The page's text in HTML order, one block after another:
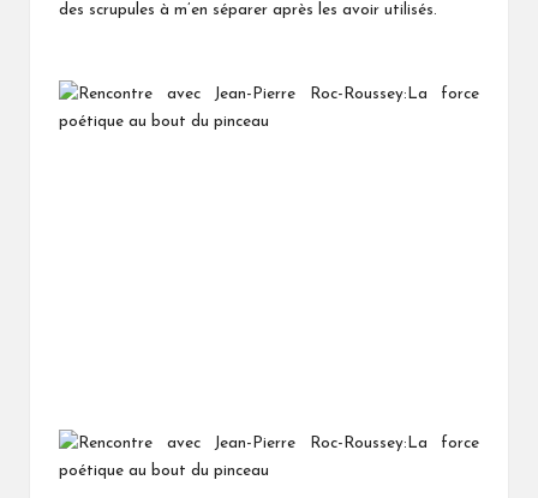
des scrupules à m’en séparer après les avoir utilisés.